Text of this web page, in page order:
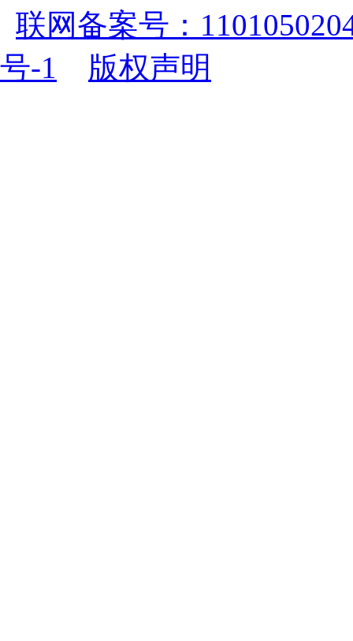
联网备案号：
号-1
版权声明